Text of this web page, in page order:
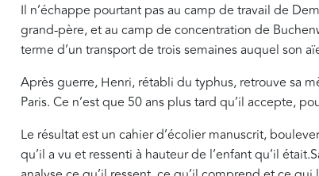
Il n’échappe pourtant pas au camp de travail de
grand-père, et au camp de concentration de
terme d’un transport de trois semaines auquel son
Après guerre, Henri, rétabli du typhus, retrouve sa
Paris. Ce n’est que 50 ans plus tard qu’il accepte,
Le résultat est un cahier d’écolier manuscrit,
qu’il a vu et ressenti à hauteur de l’enfant qu’il